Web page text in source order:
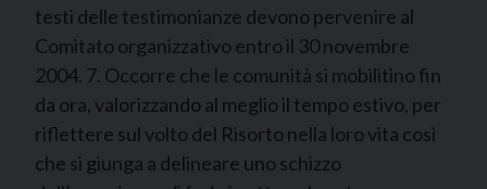
testi delle testimonianze devono pervenire al
Comitato organizzativo entro il 30 novembre
2004. 7. Occorre che le comunità si mobilitino fin
da ora, valorizzando al meglio il tempo estivo, per
riflettere sul volto del Risorto nella loro vita così
che si giunga a delineare uno schizzo